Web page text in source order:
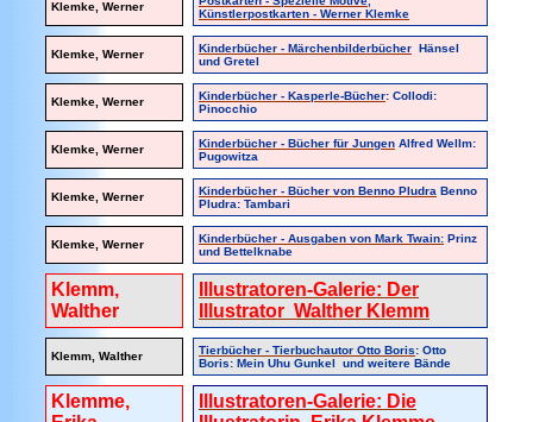
Klemke , Werner
Künstlerpostkarten - Werner Klemke
Klemke, Werner Kinderbücher - Märchenbilderbücher Hänsel
und Gretel
Klemke, Werner Kinderbücher - Kasperle-Bücher: Collodi:
Pinocchio
Klemke, Werner Kinderbücher - Bücher für Jungen Alfred Wellm:
Pugowitza
Klemke, Werner Kinderbücher - Bücher von Benno Pludra Benno
Pludra: Tambari
Klemke, Werner Kinderbücher - Ausgaben von Mark Twain: Prinz
und Bettelknabe
Klemm,
Walther
Illustratoren-Galerie: Der
Illustrator Walther Klemm
Klemm, Walther Tierbücher - Tierbuchautor Otto Boris: Otto
Boris: Mein Uhu Gunkel und weitere Bände
Klemme,
Illustratoren-Galerie: Die